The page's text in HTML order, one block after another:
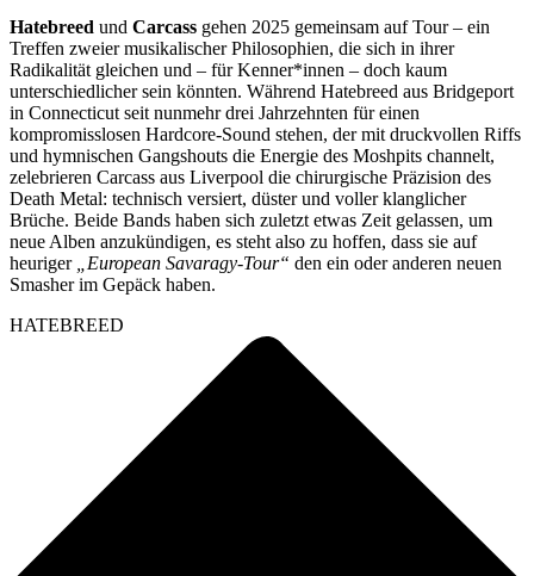
Hatebreed und Carcass gehen 2025 gemeinsam auf Tour – ein
Treffen zweier musikalischer Philosophien, die sich in ihrer
Radikalität gleichen und – für Kenner*innen – doch kaum
unterschiedlicher sein könnten. Während Hatebreed aus Bridgeport
in Connecticut seit nunmehr drei Jahrzehnten für einen
kompromisslosen Hardcore-Sound stehen, der mit druckvollen Riffs
und hymnischen Gangshouts die Energie des Moshpits channelt,
zelebrieren Carcass aus Liverpool die chirurgische Präzision des
Death Metal: technisch versiert, düster und voller klanglicher
Brüche. Beide Bands haben sich zuletzt etwas Zeit gelassen, um
neue Alben anzukündigen, es steht also zu hoffen, dass sie auf
heuriger „European Savaragy-Tour“ den ein oder anderen neuen
Smasher im Gepäck haben.
HATEBREED